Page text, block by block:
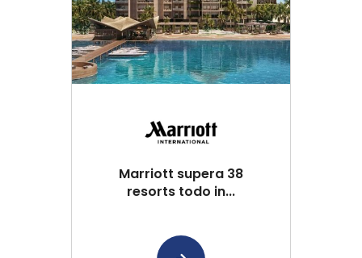
Marriott supera 38
resorts todo in...